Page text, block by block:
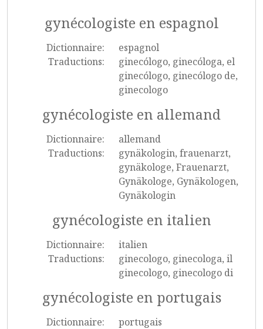
gynécologiste en espagnol
Dictionnaire:
espagnol
Traductions:
ginecólogo, ginecóloga, el
ginecólogo, ginecólogo de,
ginecologo
gynécologiste en allemand
Dictionnaire:
allemand
Traductions:
gynäkologin, frauenarzt,
gynäkologe, Frauenarzt,
Gynäkologe, Gynäkologen,
Gynäkologin
gynécologiste en italien
Dictionnaire:
italien
Traductions:
ginecologo, ginecologa, il
ginecologo, ginecologo di
gynécologiste en portugais
Dictionnaire:
portugais